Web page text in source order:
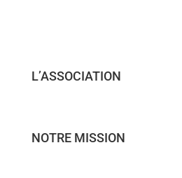
L’ASSOCIATION
NOTRE MISSION